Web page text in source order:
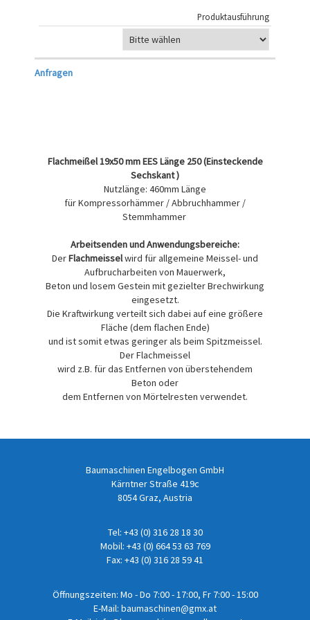
Produktausführung
Anfragen
Flachmeißel 19x50 mm EES Länge 250 (Einsteckende
Sechskant )
Nutzlänge: 460mm Länge
für Kompressorhämmer / Abbruchhammer /
Stemmhammer
Arbeitsenden und Anwendungsbereiche:
DerFlachmeisselwird für allgemeine Meissel- und
Aufbrucharbeiten von Mauerwerk,
Beton und losem Gestein mit gezielter Brechwirkung
eingesetzt.
Die Kraftwirkung verteilt sich dabei auf eine größere
Fläche (dem flachen Ende)
und ist somit etwas geringer als beim Spitzmeissel.
Der Flachmeissel
wird z.B. für das Entfernen von überstehendem
Beton oder
dem Entfernen von Mörtelresten verwendet.
Baumaschinen Engelbogen GmbH
Kärntner Straße 419c
8054 Graz, Austria
Tel: +43 (0) 316 28 18 30
Mobil: +43 (0) 664 53 63 769
Fax: +43 (0) 316 28 59 41
Öffnungszeiten: Mo - Do 7:00 - 17:00, Fr 7:00 - 15:00
E-Mail: baumaschinen@gmx.at